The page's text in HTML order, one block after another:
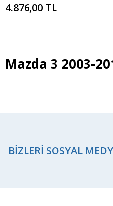
4.876,00 TL
Mazda 3 2003-
BIZLERI SOSYAL